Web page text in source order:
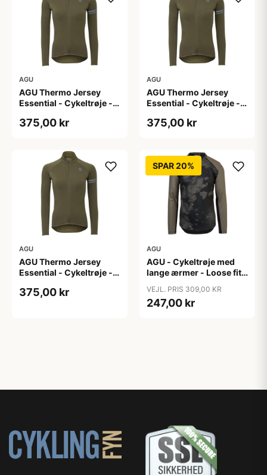
AGU
AGU Thermo Jersey
Essential - Cykeltrøje -
S
375,00 kr
AGU
AGU Thermo Jersey
Essential - Cykeltrøje -
XL
375,00 kr
AGU
AGU Thermo Jersey
Essential - Cykeltrøje -
XXL
375,00 kr
SPAR 20%
AGU
AGU - Cykeltrøje med
lange ærmer - Loose fit -
VEJL. PRIS 309,00 KR
247,00 kr